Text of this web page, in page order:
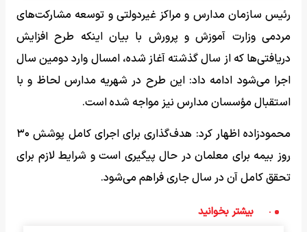
رئیس سازمان مدارس و مراکز غیردولتی و توسعه مشارکت‌های
مردمی وزارت آموزش و پرورش با بیان اینکه طرح افزایش
دریافتی‌ها که از سال گذشته آغاز شده، امسال وارد دومین سال
اجرا می‌شود ادامه داد: این طرح در شهریه مدارس لحاظ و با
استقبال مؤسسان مدارس نیز مواجه شده است.
محمودزاده اظهار کرد: هدف‌گذاری برای اجرای کامل پوشش ۳۰
روز بیمه برای معلمان در حال پیگیری است و شرایط لازم برای
تحقق کامل آن در سال جاری فراهم می‌شود.
بیشتر بخوانید